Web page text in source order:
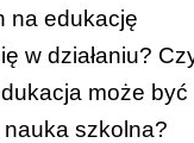
na edukację
w działaniu?
może być
szkolna?